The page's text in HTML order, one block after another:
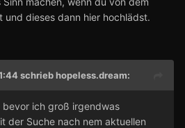
und dieses dann hier hochlädst.
schriebhopeless.dream:
bevor ich groß irgendwas
der Suche nach nem aktuellen